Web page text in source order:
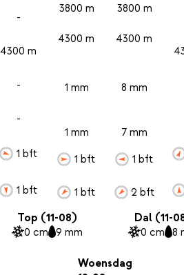
-
4300 m
-
-
1 bft
1 bft
3800 m
4300 m
1 mm
1 mm
1 bft
1 bft
3800 m
4300 m
8 mm
7 mm
1 bft
2 bft
Top (11-08)
0 cm 9 mm
Dal (11-
0 cm 8
Woensdag